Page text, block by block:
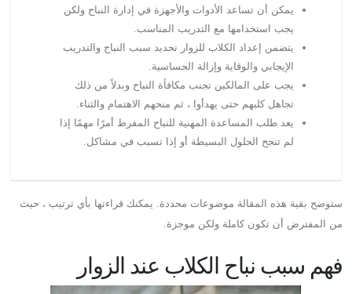
يمكن أن تساعد الأدوات والأجهزة في إدارة النباح ولكن
يجب استخدامها مع التدريب المناسب.
يتضمن إعداد الكلاب للزوار تحديد سبب النباح والتدريب
الإيجابي والوقاية وإزالة الحساسية.
يجب على المالكين تجنب مكافأة النباح وبدلاً من ذلك
تجاهل كلبهم حتى يهدأوا ، ثم منحهم الاهتمام والثناء.
يعد طلب المساعدة المهنية للنباح المفرط أمرًا مهمًا إذا
لم تنجح الحلول البسيطة أو إذا تسبب في مشاكل.
ستوضح بقية هذه المقالة موضوعات محددة. يمكنك قراءتها بأي ترتيب ، حيث
من المفترض أن تكون كاملة ولكن موجزة.
فهم سبب نباح الكلاب عند الزوار